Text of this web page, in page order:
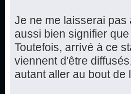
Je ne me laisserai pas
aussi bien signifier
Toutefois, arrivé à ce
viennent d'être
autant aller au bout de